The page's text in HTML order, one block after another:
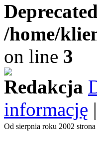
Deprecated
/home/
on line 3
Redakcja
informację |
Od sierpnia roku 2002